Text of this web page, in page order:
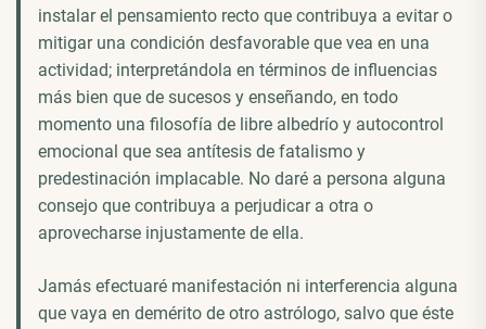
instalar el pensamiento recto que contribuya a evitar o
mitigar una condición desfavorable que vea en una
actividad; interpretándola en términos de influencias
más bien que de sucesos y enseñando, en todo
momento una filosofía de libre albedrío y autocontrol
emocional que sea antítesis de fatalismo y
predestinación implacable. No daré a persona alguna
consejo que contribuya a perjudicar a otra o
aprovecharse injustamente de ella.
Jamás efectuaré manifestación ni interferencia alguna
que vaya en demérito de otro astrólogo, salvo que éste